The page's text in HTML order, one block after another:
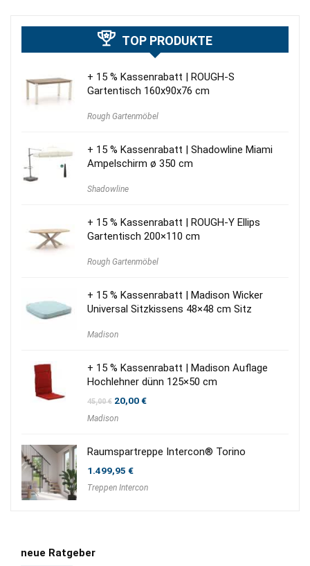
TOP PRODUKTE
+ 15 % Kassenrabatt | ROUGH-S
Gartentisch 160x90x76 cm
Rough Gartenmöbel
+ 15 % Kassenrabatt | Shadowline Miami
Ampelschirm ø 350 cm
Shadowline
+ 15 % Kassenrabatt | ROUGH-Y Ellips
Gartentisch 200×110 cm
Rough Gartenmöbel
+ 15 % Kassenrabatt | Madison Wicker
Universal Sitzkissens 48×48 cm Sitz
Madison
+ 15 % Kassenrabatt | Madison Auflage
Hochlehner dünn 125×50 cm
45,00€ Ursprünglicher
war:
20,00€Aktueller
Madison
Raumspartreppe Intercon® Torino
1.499,95 €
Treppen Intercon
neue Ratgeber